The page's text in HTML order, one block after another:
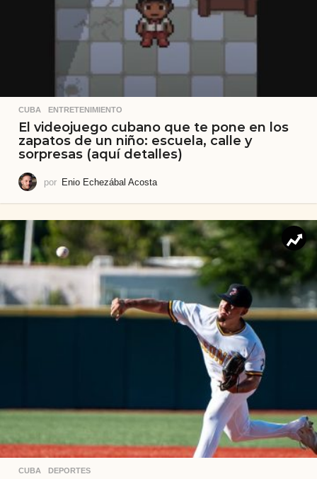
CUBA ,ENTRETENIMIENTO
El videojuego cubano que te pone en los
zapatos de un niño: escuela, calle y
sorpresas (aquí detalles)
por Enio Echezábal Acosta
CUBA ,DEPORTES